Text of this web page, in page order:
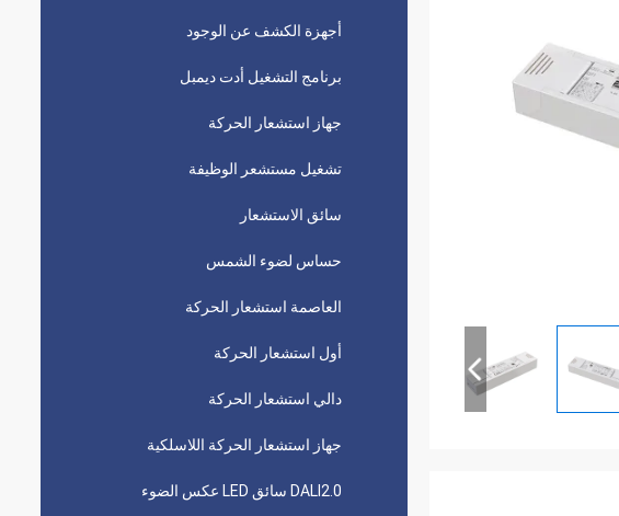
أجهزة الكشف عن الوجود
برنامج التشغيل أدت ديمبل
جهاز استشعار الحركة
تشغيل مستشعر الوظيفة
سائق الاستشعار
حساس لضوء الشمس
العاصمة استشعار الحركة
أول استشعار الحركة
دالي استشعار الحركة
جهاز استشعار الحركة اللاسلكية
DALI2.0 سائق LED عكس الضوء